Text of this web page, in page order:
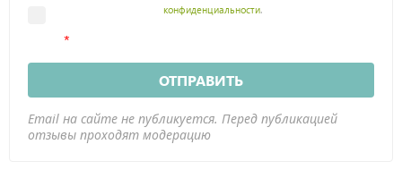
конфиденциальности.
ОТПРАВИТЬ
Email на сайте не публикуется. Перед публикацией
отзывы проходят модерацию